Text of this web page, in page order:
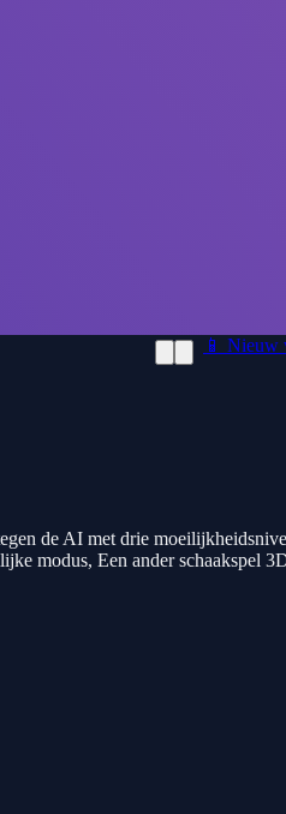
📱 Nieuw
de AI met drie
modus, Een ander schaakspel